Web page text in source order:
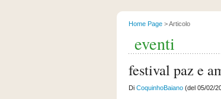
Home Page > Articolo
eventi
festival paz e
Di CoquinhoBaiano (del 05/02/